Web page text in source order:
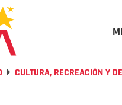
CULTURA, RECREACIÓN Y